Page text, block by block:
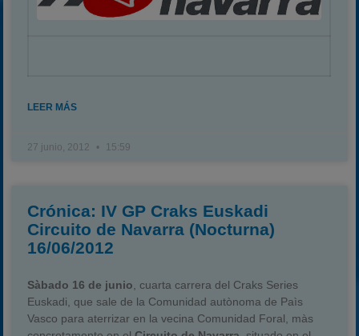
LEER MÁS
27 junio, 2012 15:59
Crónica: IV GP Craks Euskadi
Circuito de Navarra (Nocturna)
16/06/2012
Sàbado 16 de junio , cuarta carrera del Craks Series
Euskadi, que sale de la Comunidad autònoma de Paìs
Vasco para aterrizar en la vecina Comunidad Foral, màs